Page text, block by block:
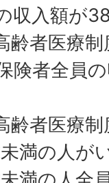
収入額が
齢者医療
険者全員
齢者医療
満の人が